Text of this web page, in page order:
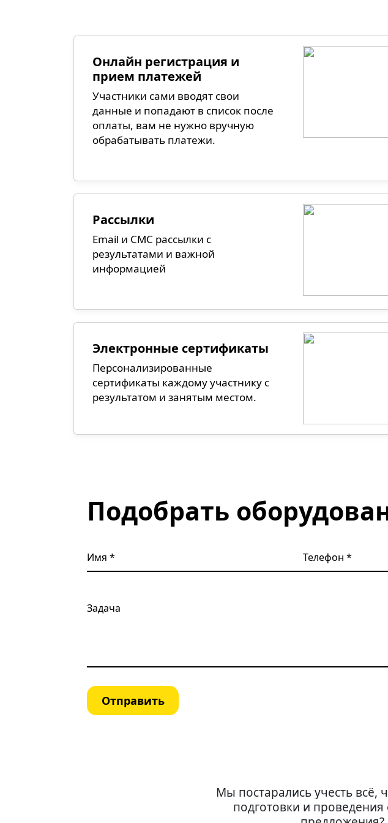
Онлайн регистрация и
прием платежей
Участники сами вводят свои
данные и попадают в список после
оплаты, вам не нужно вручную
обрабатывать платежи.
Рассылки
Email и СМС рассылки с
результатами и важной
информацией
Электронные сертификаты
Персонализированные
сертификаты каждому участнику с
результатом и занятым местом.
Подобрать
Имя Телефон
Задача
Отправить
Мы постарались учесть всё,
подготовки и проведения